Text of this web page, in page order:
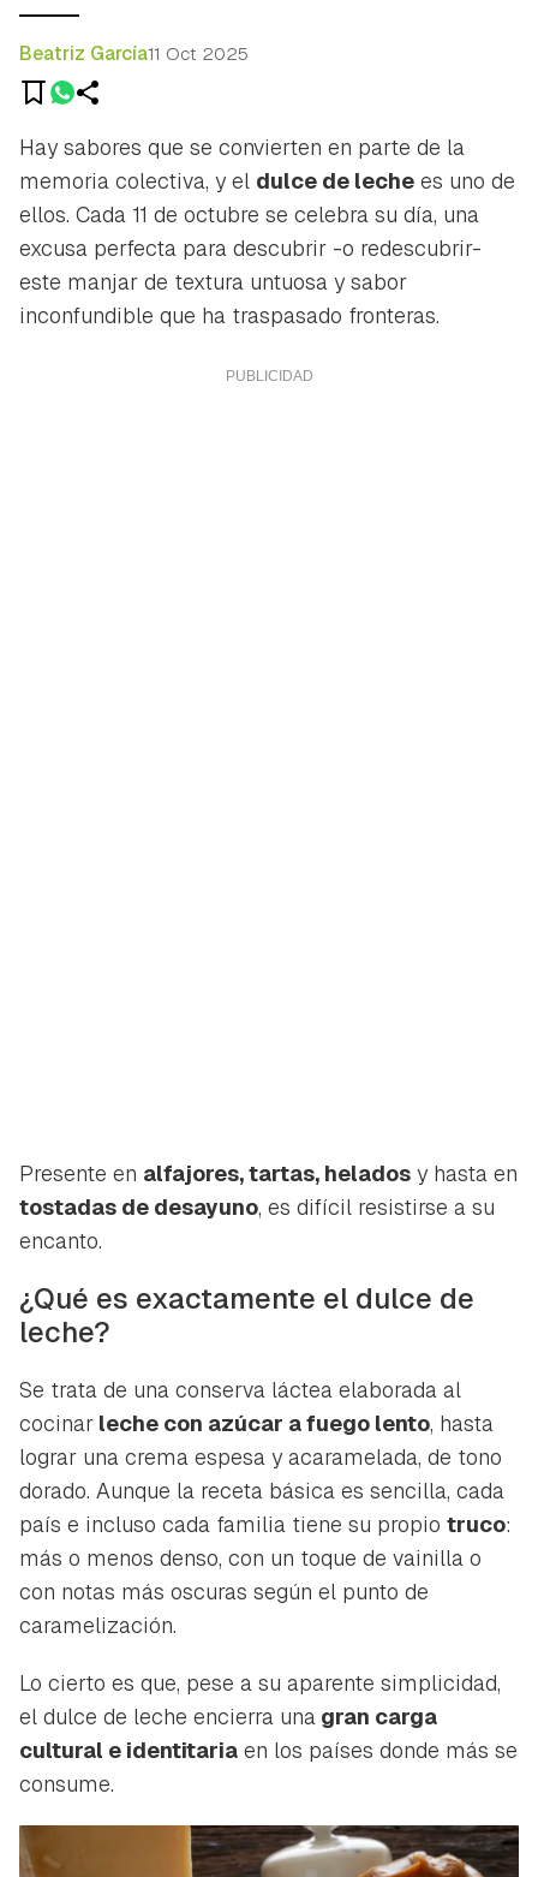
Beatriz García11 Oct 2025
Hay sabores que se convierten en parte de la
memoria colectiva, y el dulce de leche es uno de
ellos. Cada 11 de octubre se celebra su día, una
excusa perfecta para descubrir -o redescubrir-
este manjar de textura untuosa y sabor
inconfundible que ha traspasado fronteras.
Presente en alfajores, tartas, helados y hasta en
tostadas de desayuno, es difícil resistirse a su
encanto.
¿Qué es exactamente el dulce de
leche?
Se trata de una conserva láctea elaborada al
cocinar leche con azúcar a fuego lento, hasta
lograr una crema espesa y acaramelada, de tono
dorado. Aunque la receta básica es sencilla, cada
país e incluso cada familia tiene su propio truco:
más o menos denso, con un toque de vainilla o
con notas más oscuras según el punto de
caramelización.
Lo cierto es que, pese a su aparente simplicidad,
el dulce de leche encierra una gran carga
cultural e identitaria en los países donde más se
consume.